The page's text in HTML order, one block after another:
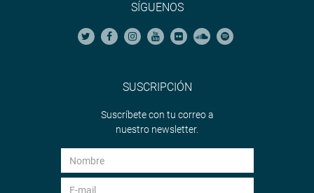
SÍGUENOS
SUSCRIPCIÓN
Suscríbete con tu correo a
nuestro newsletter.